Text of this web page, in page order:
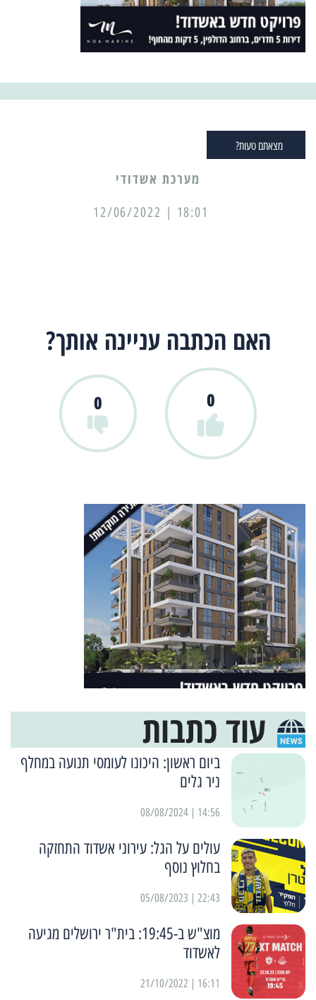
מצאתם טעות?
מערכת אשדודי
18:01 | 12/06/2022
האם הכתבה עניינה אותך?
0
0
עוד כתבות
ביום ראשון: היכונו לעומסי תנועה במחלף
ניר גלים
14:56 | 08/08/2024
עולים על הגל: עירוני אשדוד התחזקה
בחלוץ נוסף
22:43 | 05/08/2023
מוצ"ש ב-19:45: בית"ר ירושלים מגיעה
לאשדוד
16:11 | 21/10/2022